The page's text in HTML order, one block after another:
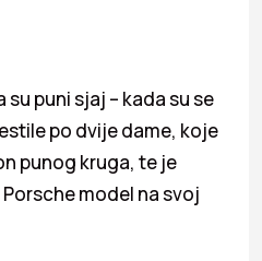
puni sjaj – kada su se
po dvije dame, koje
punog kruga, te je
model na svoj